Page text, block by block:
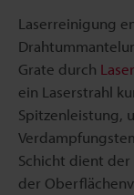
Laserreinigung
Grate durch
ein Laserstrahl
Spitzenleistung,
Schicht dient
der